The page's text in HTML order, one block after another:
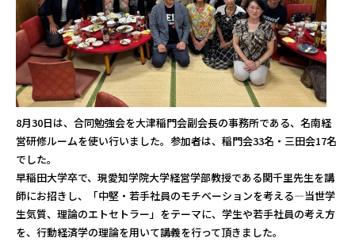
8月30日は、合同勉強会を大津稲門会副会長の事務所である、名南経
営研修ルームを使い行いました。参加者は、稲門会33名・三田会17名
でした。
早稲田大学卒で、現愛知学院大学経営学部教授である関千里先生を講
師にお招きし、「中堅・若手社員のモチベーションを考える―当世学
生気質、理論のエトセトラー」をテーマに、学生や若手社員の考え方
を、行動経済学の理論を用いて講義を行って頂きました。